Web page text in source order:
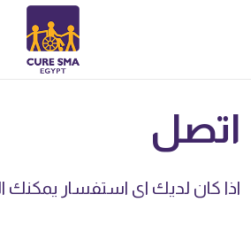
اتصل
اذا كان لديك اى استفسار يمكنك